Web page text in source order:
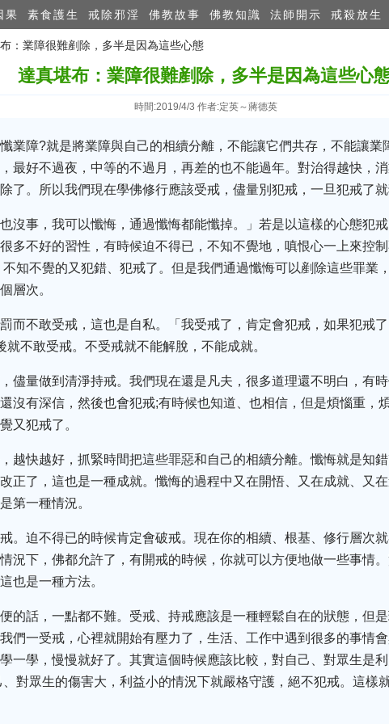
果 素食護生 戒除邪淫 佛教故事 佛教知識 法師開示 戒殺放生
：業障很難剷除，多半是因為這​些心態
達真堪布：業障很難剷除，多半是因為這​些心
時間:2019/4/3 作者:定英～蔣德英
業障?就是將業障與自己的相續分離，不能讓它們共存，不能讓業
最好不過夜，中等的不過月，再差的也不能過年。對治得越快，
了。所以我們現在學佛修行應該受戒，儘量別犯戒，一旦犯戒了就
沒事，我可以懺悔，通過懺悔都能懺掉。」若是以這樣的心態犯
多不好的習性，有時候迫不得已，不知不覺地，嗔恨心一上來控
知不覺的又犯錯、犯戒了。但是我們通過懺悔可以剷除這些罪業
層次。
而不敢受戒，這也是自私。「我受戒了，肯定會犯戒，如果犯戒
不敢受戒。不受戒就不能解脫，不能成就。
儘量做到清淨持戒。我們現在還是凡夫，很多道理還不明白，有
沒有深信，然後也會犯戒;有時候也知道、也相信，但是煩惱重，
又犯戒了。
越快越好，抓緊時間把這些罪惡和自己的相續分離。懺悔就是知
正了，這也是一種成就。懺悔的過程中又在開悟、又在成就、又
第一種情況。
。迫不得已的時候肯定會破戒。現在你的相續、根基、修行層次
況下，佛都允許了，有開戒的時候，你就可以方便地做一些事情
也是一種方法。
的話，一點都不難。受戒、持戒應該是一種輕鬆自在的狀態，但
們一受戒，心裡就開始有壓力了，生活、工作中遇到很多的事情
一學，慢慢就好了。其實這個時候應該比較，對自己、對眾生是
對眾生的傷害大，利益小的情況下就嚴格守護，絕不犯戒。這樣就